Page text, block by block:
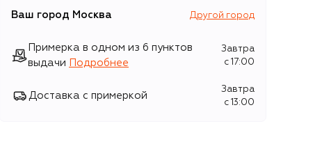
Ваш город Москва Другой город
Примерка в одном из 6 пунктов
выдачи
Подробнее
Завтра
c 17:00
Доставка с примеркой
Завтра
c 13:00